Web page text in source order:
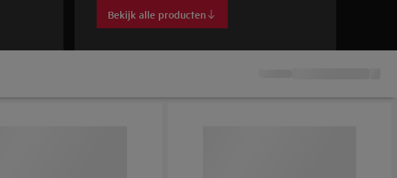
Bekijk alle producten